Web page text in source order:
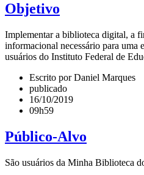
Objetivo
Implementar a biblioteca digital, a
informacional necessário para uma
usuários do Instituto Federal de
Escrito por Daniel Marques
publicado
16/10/2019
09h59
Público-Alvo
São usuários da Minha Biblioteca